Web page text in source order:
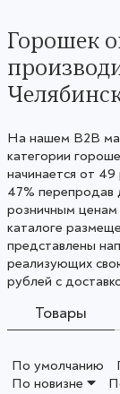
Горошек
На нашем B2B
категории
начинается от
47%
розничным
каталоге
представлены
реализующих
рублей с
Товары
По умолчанию
По новизне